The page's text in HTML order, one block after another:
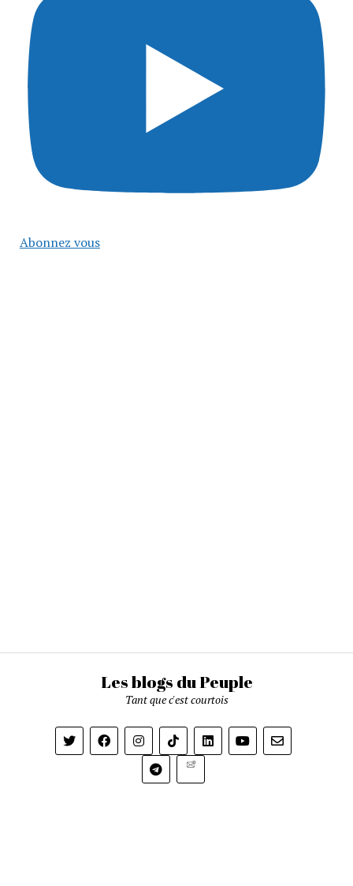
Abonnez vous
Les blogs du Peuple
Tant que c'est courtois